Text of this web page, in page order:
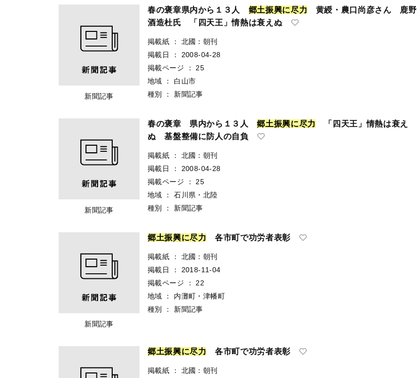
新聞記事
春の褒章県内から１３人 郷土振興に尽力 黄綬・農口尚彦さん 鹿野
酒造杜氏 「四天王」情熱は衰えぬ
掲載紙 ：
北國：朝刊
掲載日
：
2008-04-28
掲載ページ
：
25
地域
：
白山市
種別
： 新聞記事
新聞記事
春の褒章 県内から１３人郷土振興に尽力
「四天王」情熱は衰え
ぬ 基盤整備に防人の自負
掲載紙 ：
北國：朝刊
掲載日
：
2008-04-28
掲載ページ
：
25
地域
：
石川県・北陸
種別
： 新聞記事
新聞記事
郷土振興に尽力 各市町で功労者表彰
掲載紙 ：
北國：朝刊
掲載日
：
2018-11-04
掲載ページ
：
22
地域
：
内灘町・津幡町
種別
： 新聞記事
郷土振興に尽力 各市町で功労者表彰
掲載紙 ：
北國：朝刊